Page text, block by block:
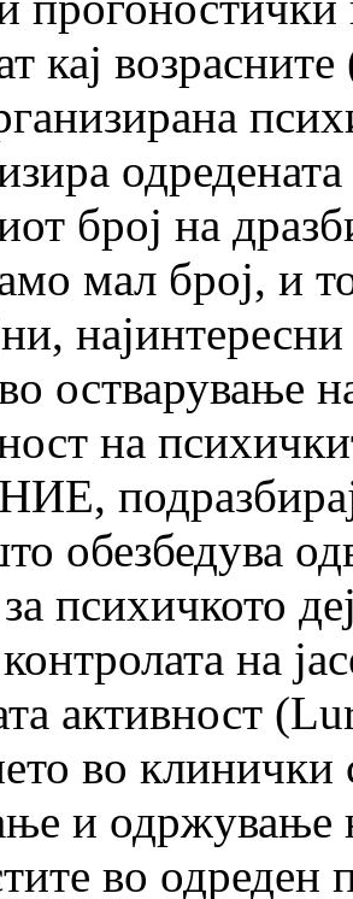
кај
број на
мал број, и
остварување
на
обезбедува
психичкото
на
активност
во клинички
и одржување
во одреден